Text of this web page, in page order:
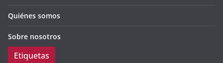
Quiénes somos
Sobre nosotros
Etiquetas